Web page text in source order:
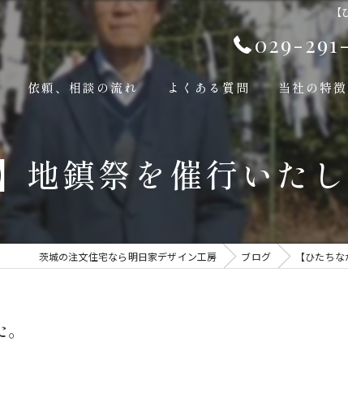
【
029-
依頼、相談の流れ よくある質問 当社の特徴
新築
平屋
工務店
鎮祭を催行いたし
茨城の注文住宅なら明日家デザイン工房 ブログ 【ひたち